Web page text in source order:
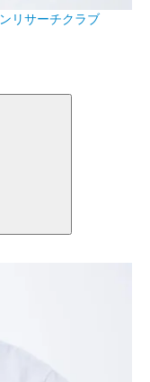
リサーチクラブ